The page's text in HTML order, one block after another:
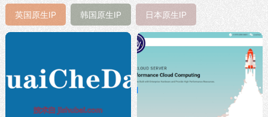
英国原生IP 韩国原生IP 日本原生IP